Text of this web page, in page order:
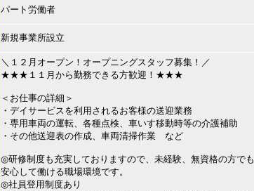
パート労働者
新規事業所設立
＼１２月オープン！オープニングスタッフ募集！／
★★★１１月から勤務できる方歓迎！★★★
＜お仕事の詳細＞
・デイサービスを利用されるお客様の送迎業務
・専用車両の運転、各種点検、車いす移動時等の介護補助
・その他送迎表の作成、車両清掃作業 など
◎研修制度も充実しておりますので、未経験、無資格の方でも
安心して働ける職場環境です。
◎社員登用制度あり